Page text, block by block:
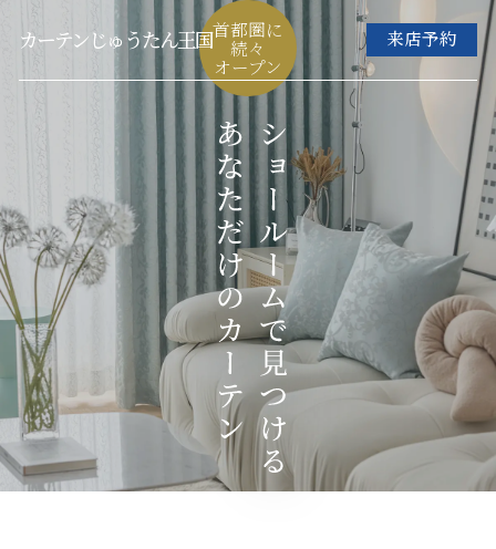
カーテンじゅうたん王国 来店予約
首都圏に
続々
オープン